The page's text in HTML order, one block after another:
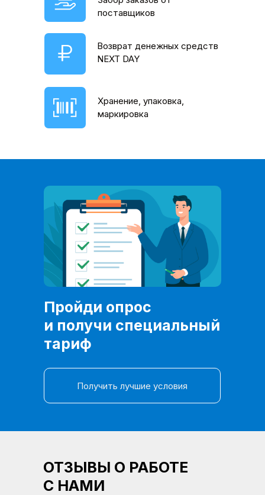
поставщиков
Возврат денежных средств
NEXT DAY
Хранение, упаковка,
маркировка
Пройди опрос
и получи специальный
тариф
Получить лучшие условия
ОТЗЫВЫ О РАБОТЕ
С НАМИ